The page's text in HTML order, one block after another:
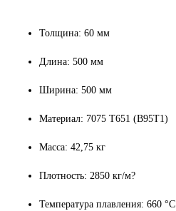
Толщина: 60 мм
Длина: 500 мм
Ширина: 500 мм
Материал: 7075 Т651 (В95Т1)
Масса: 42,75 кг
Плотность: 2850 кг/м?
Температура плавления: 660 °C